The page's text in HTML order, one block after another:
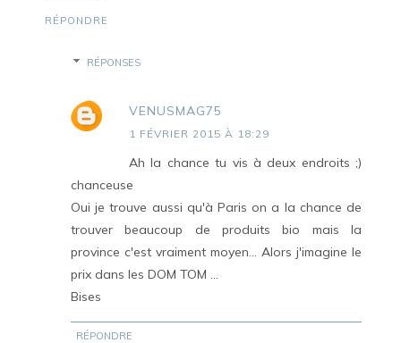
RÉPONDRE
RÉPONSES
VENUSMAG75
1 FÉVRIER 2015 À 18:29
Ah la chance tu vis à deux endroits ;)
chanceuse
Oui je trouve aussi qu'à Paris on a la chance de
trouver beaucoup de produits bio mais la
province c'est vraiment moyen... Alors j'imagine le
prix dans les DOM TOM ...
Bises
RÉPONDRE